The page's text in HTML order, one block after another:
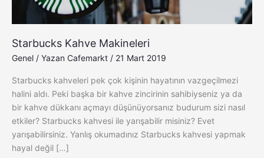
Starbucks Kahve Makineleri
Genel / Yazan Cafemarkt / 21 Mart 2019
Starbucks kahveleri pek çok kişinin hayatının vazgeçilmezi
halini aldı. Peki başka bir kahve zincirinin sahibiyseniz ya da
bir kahve dükkanı açmayı düşünüyorsanız budurum sizi nasıl
etkiler? Starbucks kahvesi ile yarışabilir misiniz? Evet
yarışabilirsiniz. Yanlış okumadınız Starbucks kahvesi yapmak
hayal değil […]